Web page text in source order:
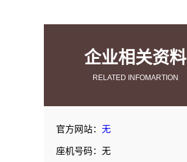
企业相关资料
RELATED INFOMARTION
官方网站： 无
座机号码：无